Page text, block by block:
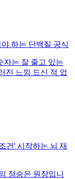
하는 단백질 공식
자는 잘 줄고 있는
진 느낌 드신 적 없
건' 시작하는 뇌 재
정승은 원장입니